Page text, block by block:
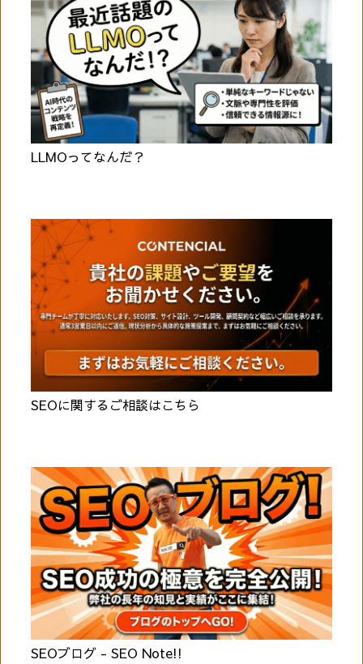
LLMOってなんだ？
SEOに関するご相談はこちら
SEOブログ - SEO Note!!